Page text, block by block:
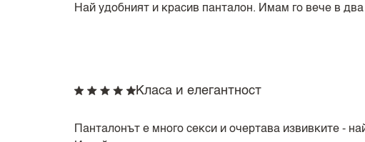
Най удобният и красив панталон. Имам го вече в два
Класа и елегантност
Панталонът е много секси и очертава извивките -